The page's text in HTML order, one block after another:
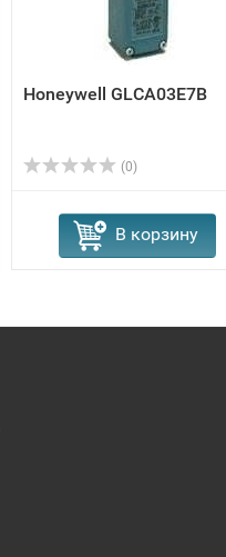
Honeywell GLCA03E7B
(0)
В корзину